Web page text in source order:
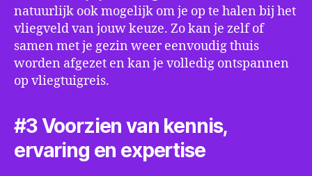
natuurlijk ook mogelijk om je op te halen bij het
vliegveld van jouw keuze. Zo kan je zelf of
samen met je gezin weer eenvoudig thuis
worden afgezet en kan je volledig ontspannen
op vliegtuigreis.
#3 Voorzien van kennis,
ervaring en expertise